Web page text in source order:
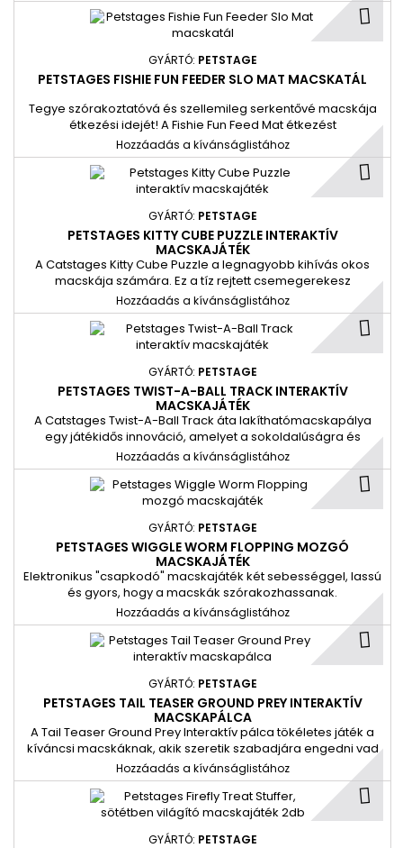
GYÁRTÓ: PETSTAGE
PETSTAGES FISHIE FUN FEEDER SLO MAT MACSKATÁL
Tegye szórakoztatóvá és szellemileg serkentővé macskája
étkezési idejét! A Fishie Fun Feed Mat étkezést
meghosszabbító gerincekkel és labirintusokkal rendelkezik,
amelyek hosszabb ideig tartják a macskákat étkezés
közben.
Hozzáadás a kívánságlistához
GYÁRTÓ: PETSTAGE
PETSTAGES KITTY CUBE PUZZLE INTERAKTÍV
MACSKAJÁTÉK
A Catstages Kitty Cube Puzzle a legnagyobb kihívás okos
macskája számára. Ez a tíz rejtett csemegerekesz
rendelkező kirakós játék lefoglalja macskáját, és alaposan
szórakoztatja.
Hozzáadás a kívánságlistához
GYÁRTÓ: PETSTAGE
PETSTAGES TWIST-A-BALL TRACK INTERAKTÍV
MACSKAJÁTÉK
A Catstages Twist-A-Ball Track áta lakíthatómacskapálya
egy játékidős innováció, amelyet a sokoldalúságra és
folyamatos kihívásra vágyó labdaszerető macskáknak
terveztek.
Hozzáadás a kívánságlistához
GYÁRTÓ: PETSTAGE
PETSTAGES WIGGLE WORM FLOPPING MOZGÓ
MACSKAJÁTÉK
Elektronikus "csapkodó" macskajáték két sebességgel, lassú
és gyors, hogy a macskák szórakozhassanak.
Hozzáadás a kívánságlistához
GYÁRTÓ: PETSTAGE
PETSTAGES TAIL TEASER GROUND PREY INTERAKTÍV
MACSKAPÁLCA
A Tail Teaser Ground Prey Interaktív pálca tökéletes játék a
kíváncsi macskáknak, akik szeretik szabadjára engedni vad
oldalukat.
Hozzáadás a kívánságlistához
GYÁRTÓ: PETSTAGE